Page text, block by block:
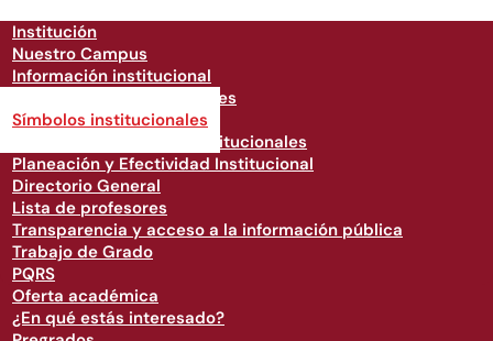
Institución
Nuestro Campus
Información institucional
Documentos Institucionales
Símbolos institucionales
Órganos de Gobierno Institucionales
Planeación y Efectividad Institucional
Directorio General
Lista de profesores
Transparencia y acceso a la información pública
Trabajo de Grado
PQRS
Oferta académica
¿En qué estás interesado?